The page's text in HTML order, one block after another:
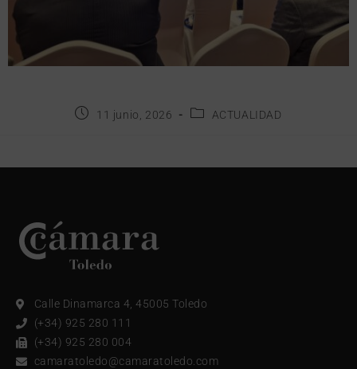
11 junio, 2026 ACTUALIDAD
Calle Dinamarca 4, 45005 Toledo
(+34) 925 280 111
(+34) 925 280 004
camaratoledo@camaratoledo.com